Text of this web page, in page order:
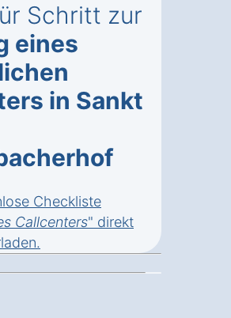
Schritt zur
eines
in Sankt
Checkliste
Callcenters" direkt
.